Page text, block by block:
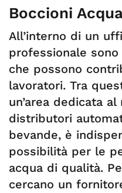
Boccioni
All’interno di un
professionale
che possono
lavoratori. Tra
un’area dedicata
distributori
bevande, è
possibilità per le
acqua di qualità.
cercano un